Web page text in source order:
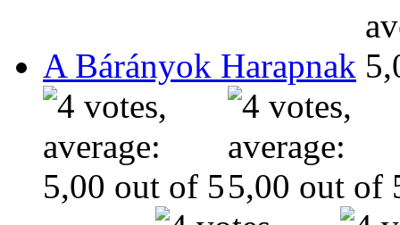
A Bárányok Harapnak